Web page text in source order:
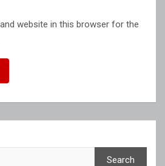
website in this browser for the
Search